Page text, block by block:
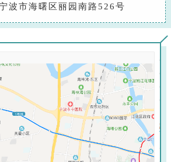
波市海曙区丽园南路526号